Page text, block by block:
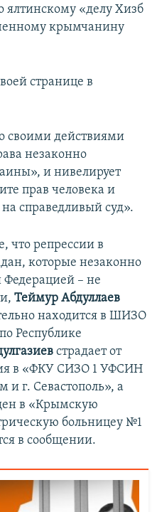
ялтинскому «делу Хизб
крымчанину
странице в
своими действиями
незаконно
и нивелирует
прав человека и
справедливый суд».
репрессии в
которые незаконно
Федерацией – не
Теймур Абдуллаев
находится в ШИЗО
Республике
страдает от
в «ФКУ СИЗО 1 УФСИН
и г. Севастополь», а
в «Крымскую
больницеу №1
в сообщении.